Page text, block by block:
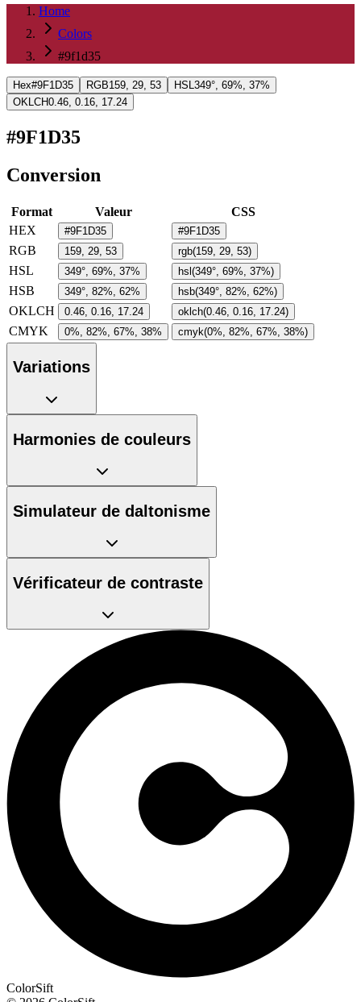
Home
Colors
#9f1d35
Hex#9F1D35 RGB159, 29, 53 HSL349°, 69%, 37%
OKLCH0.46, 0.16, 17.24
#9F1D35
Conversion
Format Valeur
CSS
HEX
#9F1D35 #9F1D35
RGB 159, 29, 53 rgb(159, 29, 53)
HSL 349°, 69%, 37% hsl(349°, 69%, 37%)
HSB 349°, 82%, 62% hsb(349°, 82%, 62%)
OKLCH 0.46, 0.16, 17.24 oklch(0.46, 0.16, 17.24)
CMYK 0%, 82%, 67%, 38% cmyk(0%, 82%, 67%, 38%)
Variations
Harmonies de couleurs
Simulateur de daltonisme
Vérificateur de contraste
ColorSift